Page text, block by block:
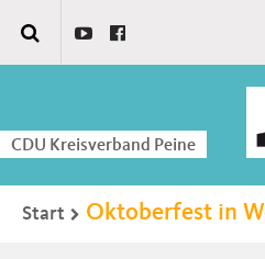
CDU Kreisverband Peine
Start Oktoberfest in